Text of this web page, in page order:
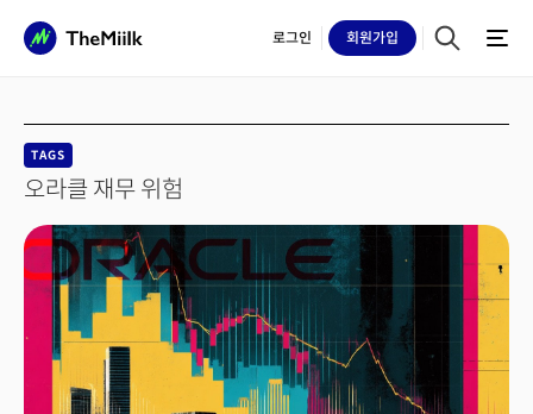
로그인 회원가입
TAGS
오라클 재무 위험